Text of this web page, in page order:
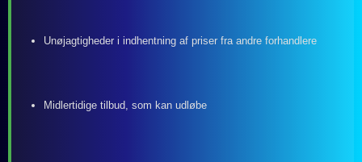
Unøjagtigheder i indhentning af priser fra andre forhandlere
Midlertidige tilbud, som kan udløbe